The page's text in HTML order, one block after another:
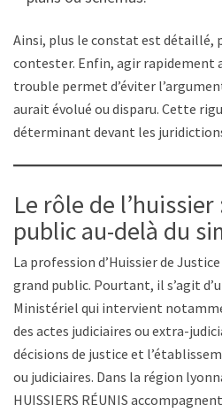
Ainsi, plus le constat est détaillé,
contester. Enfin, agir rapidement
trouble permet d’éviter
aurait évolué ou disparu. Cette
déterminant devant les
Le rôle de
public au-delà du
La profession d’Huissier de
grand public. Pourtant, il s’agit
Ministériel qui intervient
des actes judiciaires ou extra-
décisions de justice et
ou judiciaires. Dans la région
HUISSIERS RÉUNIS